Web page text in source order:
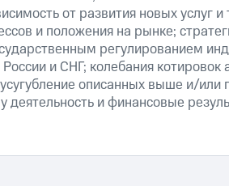
от развития новых услуг
и положения на рынке;
регулированием
и СНГ; колебания
описанных выше и/или
деятельность и финансовые